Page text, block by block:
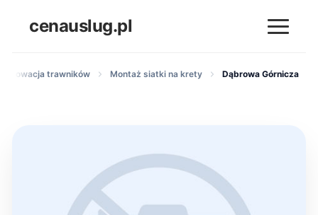
cenauslug.pl
renowacja trawników Montaż siatki na krety Dąbrowa Górnicza